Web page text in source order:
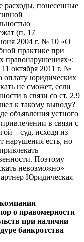
расходы, понесенные
(п. 17
2004 г. № 10 «О
практике при
правонарушениях»;
октября 2011 г. №
оплату юридических
не сможет, если
в связи со ст. 2.9
к такому выводу?
объявления устного
в связи с
– суд, исходя из
нарушения есть, но
Поэтому
невозможно» —
Юридическая
о правомерности
при наличии
банкротства